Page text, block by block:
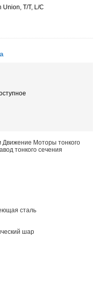
Union, T/T, L/C
Моторы тонкого
тонкого сечения
сталь
шар